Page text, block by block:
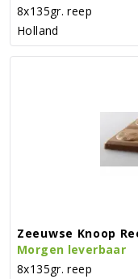
8x135gr. reep
Holland
Zeeuwse Knoop
Morgen leverbaar
8x135gr. reep